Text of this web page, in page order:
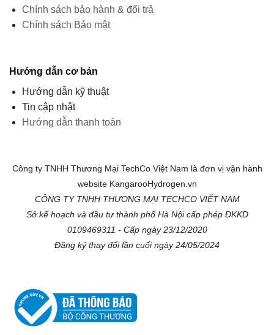
Chính sách bảo hành & đổi trả
Chính sách Bảo mật
Hướng dẫn cơ bản
Hướng dẫn kỹ thuật
Tin cập nhật
Hướng dẫn thanh toán
Công ty TNHH Thương Mại TechCo Việt Nam là đơn vị vận hành
website KangarooHydrogen.vn
CÔNG TY TNHH THƯƠNG MẠI TECHCO VIỆT NAM
Sở kế hoạch và đầu tư thành phố Hà Nội cấp phép ĐKKD
0109469311 - Cấp ngày 23/12/2020
Đăng ký thay đổi lần cuối ngày 24/05/2024